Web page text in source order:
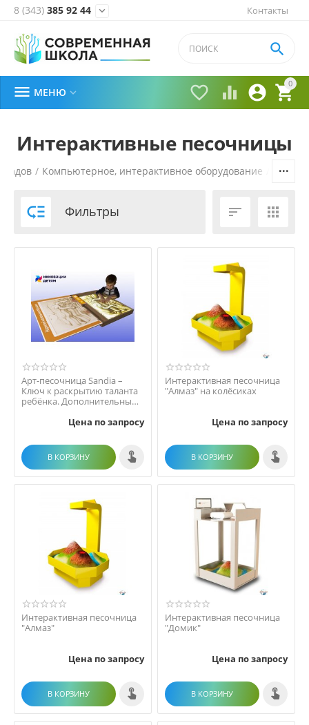
Контакты
8 (343) 385 92 44 
0


 

 МЕНЮ 
Интерактивные песочницы
садов / Компьютерное, интерактивное оборудование
 Фильтры  
Арт-песочница Sandia –
Ключ к раскрытию таланта
ребёнка. Дополнительный
Цена по запросу
В КОРЗИНУ
Интерактивная песочница
"Алмаз" на колёсиках
Цена по запросу
В КОРЗИНУ
Интерактивная песочница
"Алмаз"
Цена по запросу
В КОРЗИНУ
Интерактивная песочница
"Домик"
Цена по запросу
В КОРЗИНУ